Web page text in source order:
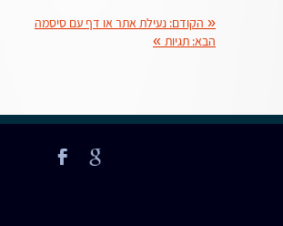
« הקודם: נעילת אתר או דף עם סיסמה
הבא: תגיות »